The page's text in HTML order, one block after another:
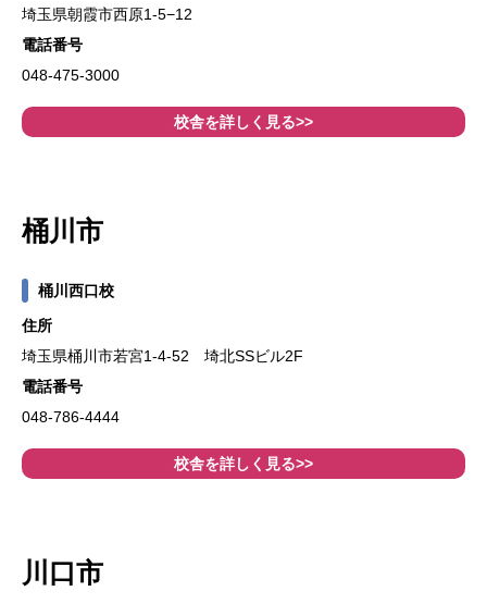
埼玉県朝霞市西原1-5−12
電話番号
048-475-3000
校舎を詳しく見る>>
桶川市
桶川西口校
住所
埼玉県桶川市若宮1-4-52 埼北SSビル2F
電話番号
048-786-4444
校舎を詳しく見る>>
川口市